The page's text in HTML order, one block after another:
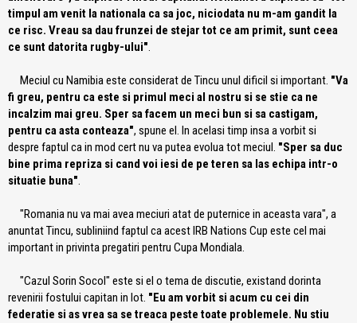
timpul am venit la nationala ca sa joc, niciodata nu m-am gandit la
ce risc. Vreau sa dau frunzei de stejar tot ce am primit, sunt ceea
ce sunt datorita rugby-ului".
Meciul cu Namibia este considerat de Tincu unul dificil si important. "Va
fi greu, pentru ca este si primul meci al nostru si se stie ca ne
incalzim mai greu. Sper sa facem un meci bun si sa castigam,
pentru ca asta conteaza", spune el. In acelasi timp insa a vorbit si
despre faptul ca in mod cert nu va putea evolua tot meciul. "Sper sa duc
bine prima repriza si cand voi iesi de pe teren sa las echipa intr-o
situatie buna".
"Romania nu va mai avea meciuri atat de puternice in aceasta vara", a
anuntat Tincu, subliniind faptul ca acest IRB Nations Cup este cel mai
important in privinta pregatiri pentru Cupa Mondiala.
"Cazul Sorin Socol" este si el o tema de discutie, existand dorinta
revenirii fostului capitan in lot. "Eu am vorbit si acum cu cei din
federatie si as vrea sa se treaca peste toate problemele. Nu stiu